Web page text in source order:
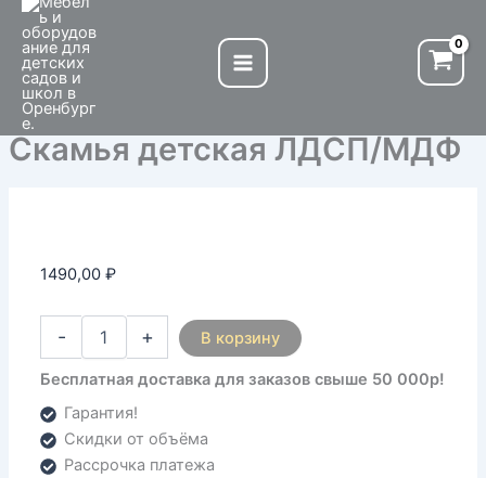
Перейти
содержимому
Скамья детская ЛДСП/МДФ
1490,00₽
-
Количество
товара
Скамья
детская
ЛДСП/
МДФ
+ В корзину
Бесплатная доставка для заказов свыше 50 000р!
Гарантия!
Скидки от объёма
Рассрочка платежа